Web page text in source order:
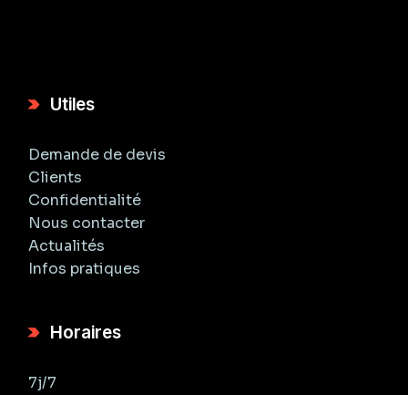
Utiles
Demande de devis
Clients
Confidentialité
Nous contacter
Actualités
Infos pratiques
Horaires
7j/7